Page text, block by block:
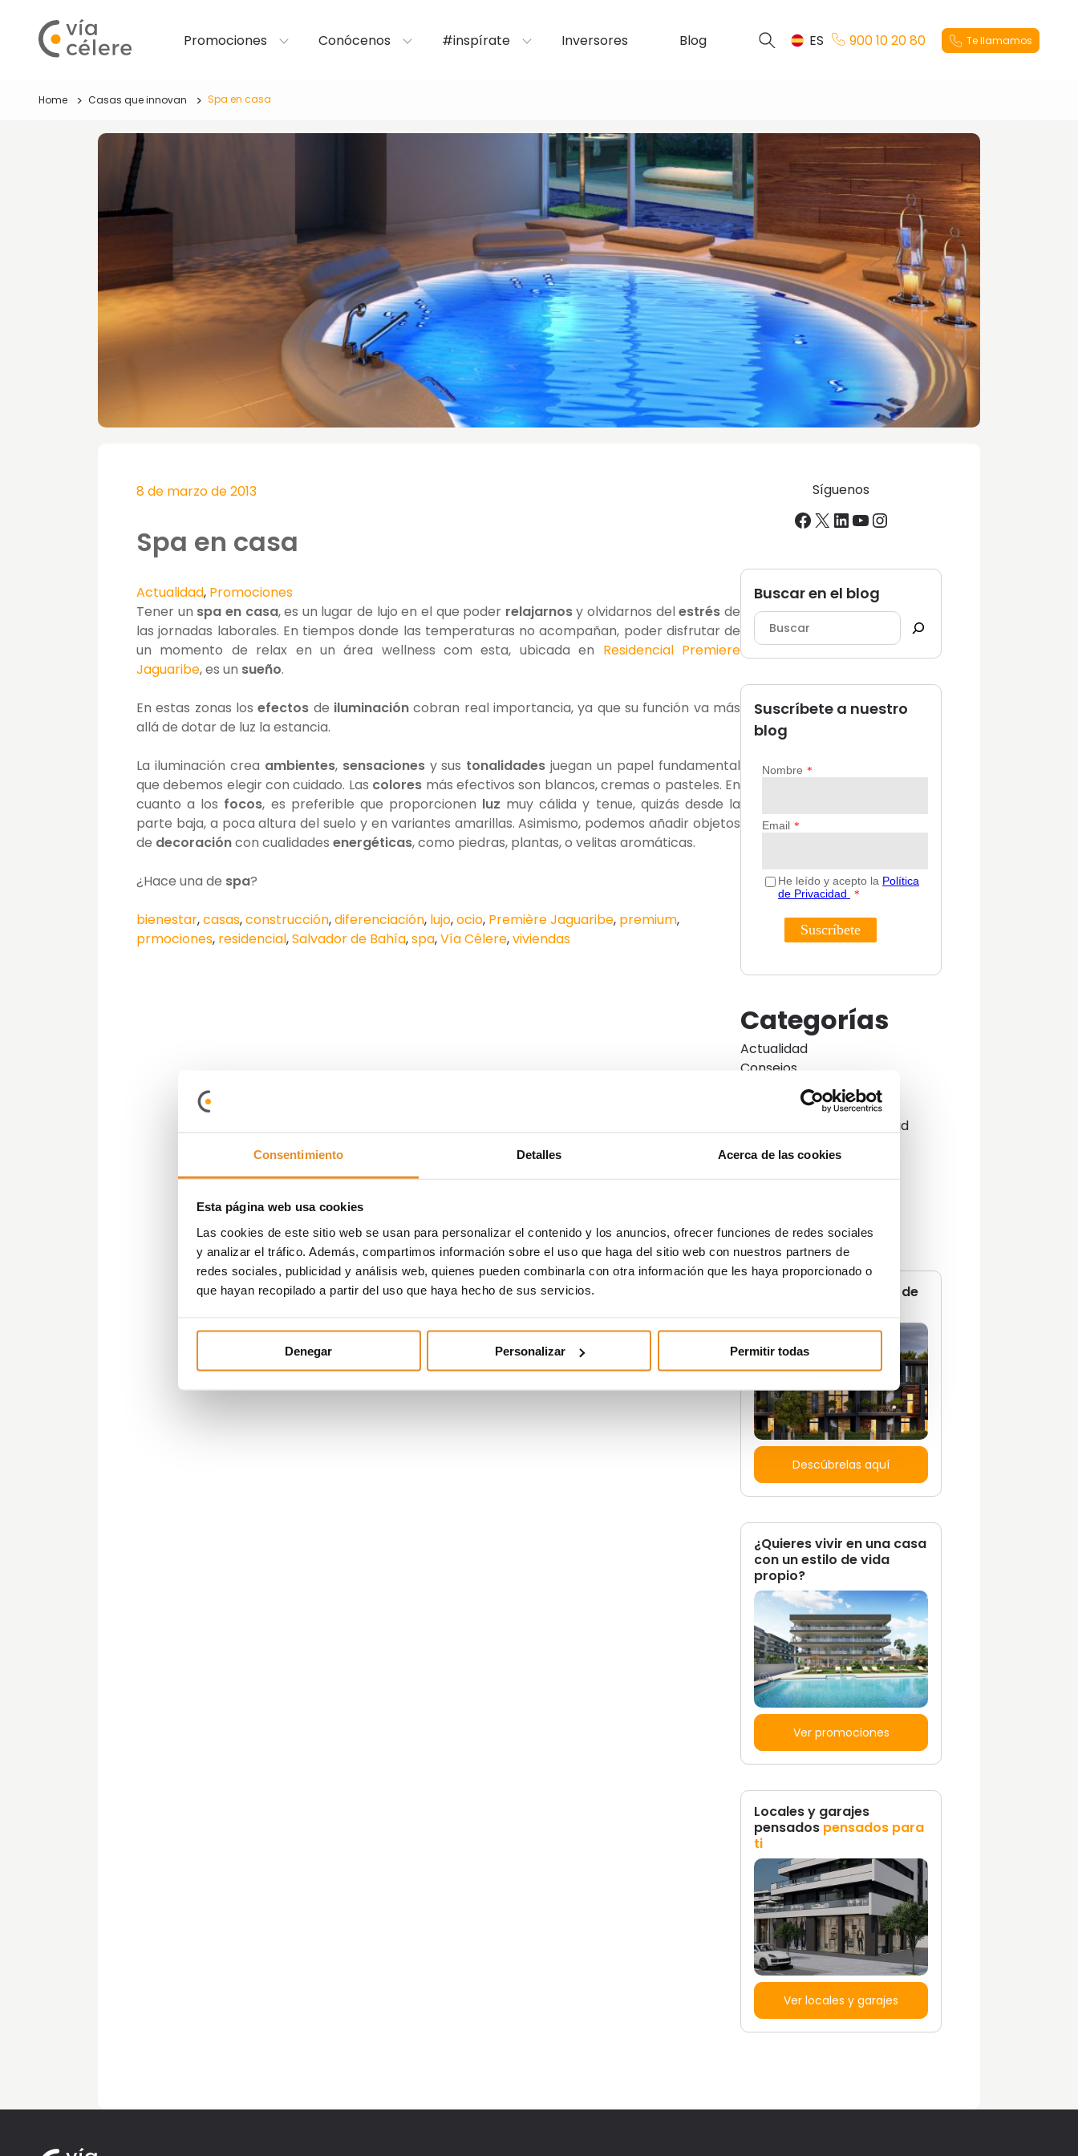
Consentimiento Detalles Acerca de las cookies
Esta página web usa cookies
Las cookies de este sitio web se usan para personalizar el contenido y los anuncios, ofrecer funciones de redes sociales
y analizar el tráfico. Además, compartimos información sobre el uso que haga del sitio web con nuestros partners de
redes sociales, publicidad y análisis web, quienes pueden combinarla con otra información que les haya proporcionado o
que hayan recopilado a partir del uso que haya hecho de sus servicios.
Denegar Personalizar Permitir todas
Promociones Conócenos #inspírate Inversores Blog ES 900 10 20 80 Te llamamos
Home Casas que innovan Spa en casa
8 de marzo de 2013
Spa en casa
Actualidad, Promociones
Tener un spa en casa, es un lugar de lujo en el que poder relajarnosy olvidarnos delestrés de
las jornadas laborales. En tiempos donde las temperaturas no acompañan, poder disfrutar de
un momento de relax en un área wellness com esta, ubicada en Residencial Premiere
Jaguaribe, es un sueño.
En estas zonas losefectos de iluminación cobran real importancia, ya que su función va más
allá de dotar de luz la estancia.
La iluminación crea ambientes,sensaciones y sus tonalidadesjuegan un papel fundamental
que debemos elegir con cuidado. Las colores más efectivos son blancos, cremas o pasteles. En
cuanto a los focos, es preferible que proporcionen luz muy cálida y tenue, quizás desde la
parte baja, a poca altura del suelo y en variantes amarillas. Asimismo, podemos añadir objetos
de decoracióncon cualidades energéticas, como piedras, plantas, o velitas aromáticas.
¿Hace una de spa?
bienestar,casas,construcción,diferenciación, lujo,ocio, Première Jaguaribe, premium,
prmociones, residencial,Salvador de Bahía,spa,Vía Célere,viviendas
Síguenos
Facebook
X LinkedIn
YouTube
Instagram
Buscar en el blog
Suscríbete a nuestro
blog
Categorías
Actualidad
Consejos
Decoración
Innovación y sostenibilidad
Lifestyle y decoración
Tendencias
Zonas Comunes
No te pierdas ninguna de
Descúbrelas aquí
¿Quieres vivir en una casa
con un estilo de vida
propio?
Ver promociones
Locales y garajes
pensados pensados para
ti
Ver locales y garajes